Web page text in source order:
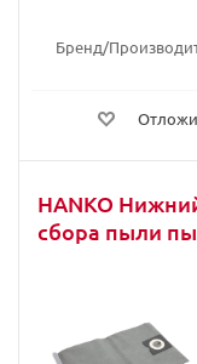
Бренд/
HANKO
сбора пыли